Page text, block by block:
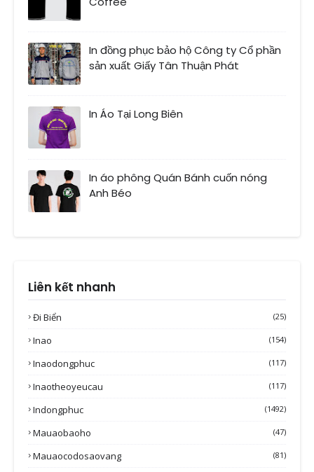
In đồng phục bảo hộ Công ty Cổ phần
sản xuất Giấy Tân Thuận Phát
In Áo Tại Long Biên
In áo phông Quán Bánh cuốn nóng
Anh Béo
Liên kết nhanh
Đi Biển (25)
Inao (154)
Inaodongphuc (117)
Inaotheoyeucau (117)
Indongphuc (1492)
Mauaobaoho (47)
Mauaocodosaovang (81)